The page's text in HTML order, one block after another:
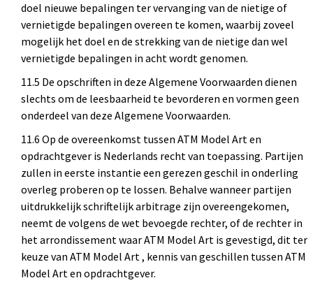
doel nieuwe bepalingen ter vervanging van de nietige of
vernietigde bepalingen overeen te komen, waarbij zoveel
mogelijk het doel en de strekking van de nietige dan wel
vernietigde bepalingen in acht wordt genomen.
11.5 De opschriften in deze Algemene Voorwaarden dienen
slechts om de leesbaarheid te bevorderen en vormen geen
onderdeel van deze Algemene Voorwaarden.
11.6 Op de overeenkomst tussen ATM Model Art en
opdrachtgever is Nederlands recht van toepassing. Partijen
zullen in eerste instantie een gerezen geschil in onderling
overleg proberen op te lossen. Behalve wanneer partijen
uitdrukkelijk schriftelijk arbitrage zijn overeengekomen,
neemt de volgens de wet bevoegde rechter, of de rechter in
het arrondissement waar ATM Model Art is gevestigd, dit ter
keuze van ATM Model Art , kennis van geschillen tussen ATM
Model Art en opdrachtgever.